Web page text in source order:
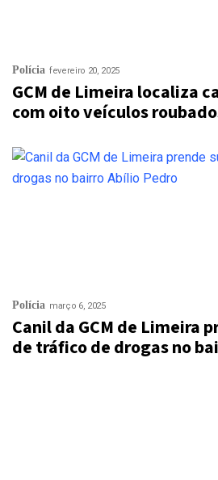
Polícia fevereiro 20, 2025
GCM de Limeira localiza
com oito veículos
Polícia março 6, 2025
Canil da GCM de Limeira
de tráfico de drogas no